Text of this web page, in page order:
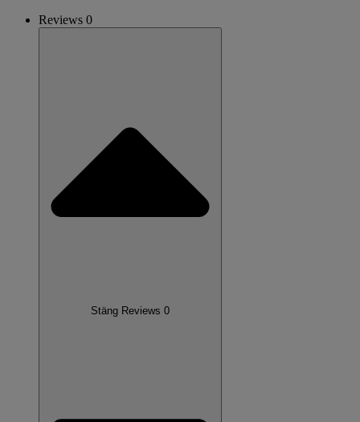
Reviews 0
Stäng Reviews 0